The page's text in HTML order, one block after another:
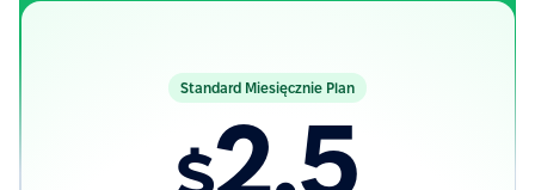
Standard Miesięcznie Plan
2.5